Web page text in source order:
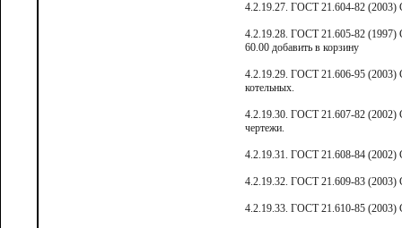
4.2.19.27. ГОСТ 21.604-82 (2003)
4.2.19.28. ГОСТ 21.605-82 (1997)
60.00 добавить в корзину
4.2.19.29. ГОСТ 21.606-95 (2003)
котельных.
4.2.19.30. ГОСТ 21.607-82 (2002)
чертежи.
4.2.19.31. ГОСТ 21.608-84 (2002)
4.2.19.32. ГОСТ 21.609-83 (2003)
4.2.19.33. ГОСТ 21.610-85 (2003)